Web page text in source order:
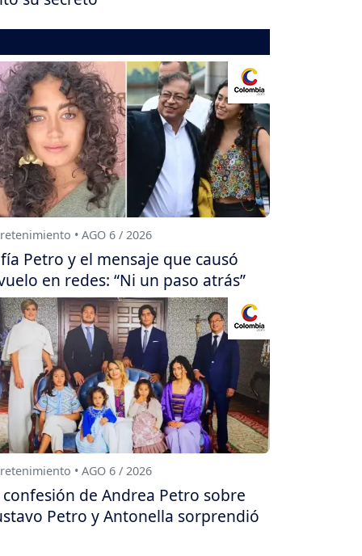
• AGO 6 / 2026
Petro y el mensaje que causó
en redes: “Ni un paso atrás”
• AGO 6 / 2026
confesión de Andrea Petro sobre
Petro y Antonella sorprendió